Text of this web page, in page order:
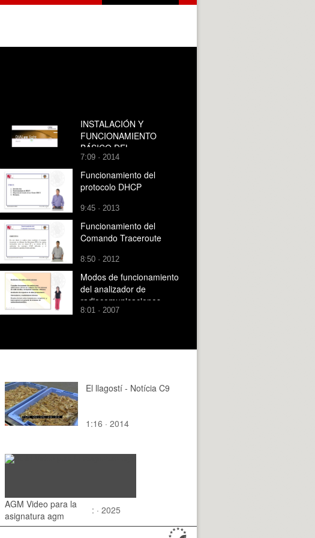
INSTALACIÓN Y
FUNCIONAMIENTO
BÁSICO DEL
PROGRAMA DIALUX
7:09 · 2014
Funcionamiento del
protocolo DHCP
9:45 · 2013
Funcionamiento del
Comando Traceroute
8:50 · 2012
Modos de funcionamiento
del analizador de
radiocomunicaciones
8:01 · 2007
El llagostí - Notícia C9
1:16 · 2014
AGM Video para la
asignatura agm
: · 2025